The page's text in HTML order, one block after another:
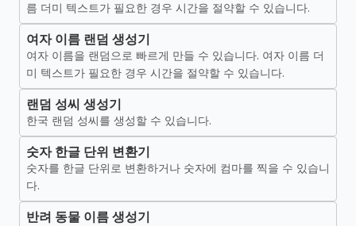
름 더미 텍스트가 필요한 경우 시간을 절약할 수 있습니다.
여자 이름 랜덤 생성기
여자 이름을 랜덤으로 빠르게 만들 수 있습니다. 여자 이름 더
미 텍스트가 필요한 경우 시간을 절약할 수 있습니다.
랜덤 성씨 생성기
한국 랜덤 성씨를 생성할 수 있습니다.
숫자 한글 단위 변환기
숫자를 한글 단위로 변환하거나 숫자에 컴마를 찍을 수 있습니
다.
반려 동물 이름 생성기